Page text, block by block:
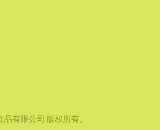
有限公司 版权所有。